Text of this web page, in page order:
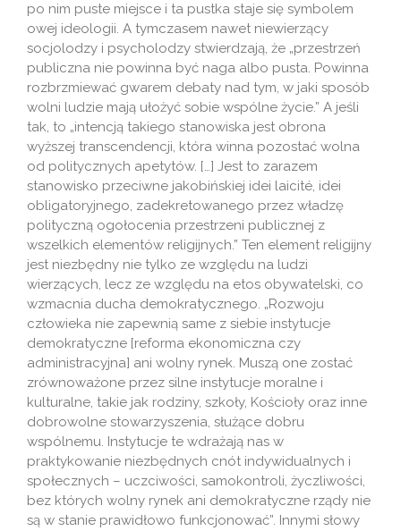
po nim puste miejsce i ta pustka staje się symbolem
owej ideologii. A tymczasem nawet niewierzący
socjolodzy i psycholodzy stwierdzają, że „przestrzeń
publiczna nie powinna być naga albo pusta. Powinna
rozbrzmiewać gwarem debaty nad tym, w jaki sposób
wolni ludzie mają ułożyć sobie wspólne życie.” A jeśli
tak, to „intencją takiego stanowiska jest obrona
wyższej transcendencji, która winna pozostać wolna
od politycznych apetytów. […] Jest to zarazem
stanowisko przeciwne jakobińskiej idei laicité, idei
obligatoryjnego, zadekretowanego przez władzę
polityczną ogołocenia przestrzeni publicznej z
wszelkich elementów religijnych.” Ten element religijny
jest niezbędny nie tylko ze względu na ludzi
wierzących, lecz ze względu na etos obywatelski, co
wzmacnia ducha demokratycznego. „Rozwoju
człowieka nie zapewnią same z siebie instytucje
demokratyczne [reforma ekonomiczna czy
administracyjna] ani wolny rynek. Muszą one zostać
zrównoważone przez silne instytucje moralne i
kulturalne, takie jak rodziny, szkoły, Kościoły oraz inne
dobrowolne stowarzyszenia, służące dobru
wspólnemu. Instytucje te wdrażają nas w
praktykowanie niezbędnych cnót indywidualnych i
społecznych – uczciwości, samokontroli, życzliwości,
bez których wolny rynek ani demokratyczne rządy nie
są w stanie prawidłowo funkcjonować”. Innymi słowy